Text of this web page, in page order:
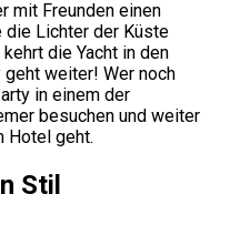
mit Freunden einen
die Lichter der Küste
die Yacht in den
weiter! Wer noch
in einem der
besuchen und weiter
Hotel geht.
Stil